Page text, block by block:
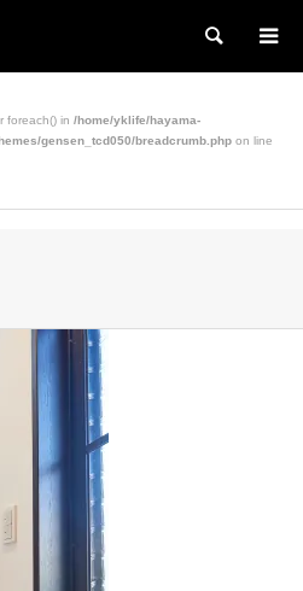
検索
foreach() in /home/yklife/hayama-
gensen_tcd050/breadcrumb.php on line